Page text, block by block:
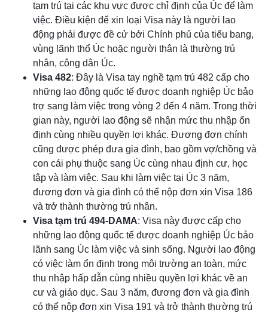
tạm trú tại các khu vực được chỉ định của Úc để làm
việc. Điều kiện để xin loại Visa này là người lao
động phải được đề cử bởi Chính phủ của tiểu bang,
vùng lãnh thổ Úc hoặc người thân là thường trú
nhân, công dân Úc.
Visa 482: Đây là Visa tay nghề tạm trú 482 cấp cho
những lao động quốc tế được doanh nghiệp Úc bảo
trợ sang làm việc trong vòng 2 đến 4 năm. Trong thời
gian này, người lao động sẽ nhận mức thu nhập ổn
định cùng nhiều quyền lợi khác. Đương đơn chính
cũng được phép đưa gia đình, bao gồm vợ/chồng và
con cái phụ thuộc sang Úc cùng nhau định cư, học
tập và làm việc. Sau khi làm việc tại Úc 3 năm,
đương đơn và gia đình có thể nộp đơn xin Visa 186
và trở thành thường trú nhân.
Visa tạm trú 494-DAMA: Visa này được cấp cho
những lao động quốc tế được doanh nghiệp Úc bảo
lãnh sang Úc làm việc và sinh sống. Người lao động
có việc làm ổn định trong môi trường an toàn, mức
thu nhập hấp dẫn cùng nhiều quyền lợi khác về an
cư và giáo dục. Sau 3 năm, đương đơn và gia đình
có thể nộp đơn xin Visa 191 và trở thành thường trú